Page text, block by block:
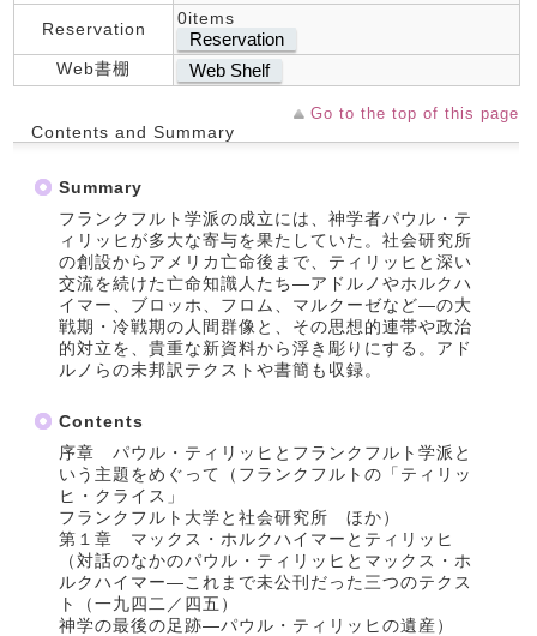
Reservation
0items
Reservation
Web書棚 Web Shelf
Go to the top of this page
Contents and Summary
Summary
フランクフルト学派の成立には、神学者パウル・テ
ィリッヒが多大な寄与を果たしていた。社会研究所
の創設からアメリカ亡命後まで、ティリッヒと深い
交流を続けた亡命知識人たち―アドルノやホルクハ
イマー、ブロッホ、フロム、マルクーゼなど―の大
戦期・冷戦期の人間群像と、その思想的連帯や政治
的対立を、貴重な新資料から浮き彫りにする。アド
ルノらの未邦訳テクストや書簡も収録。
Contents
序章 パウル・ティリッヒとフランクフルト学派と
いう主題をめぐって（フランクフルトの「ティリッ
ヒ・クライス」
フランクフルト大学と社会研究所 ほか）
第１章 マックス・ホルクハイマーとティリッヒ
（対話のなかのパウル・ティリッヒとマックス・ホ
ルクハイマー―これまで未公刊だった三つのテクス
ト（一九四二／四五）
神学の最後の足跡―パウル・ティリッヒの遺産）